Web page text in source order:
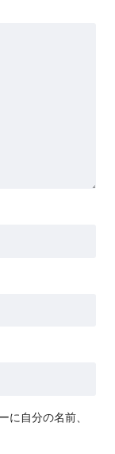
に自分の名前、